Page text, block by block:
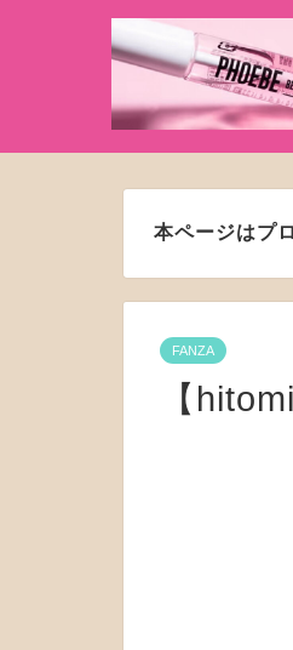
本ページはプ
FANZA
【